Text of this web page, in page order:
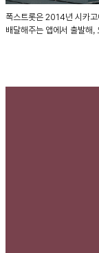
폭스트롯은 2014년 시카
배달해주는 앱에서 출발해